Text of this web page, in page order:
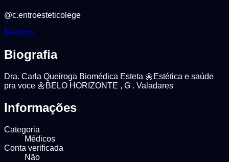
@c.entroesteticolege
Médicos
Biografia
Dra. Carla Queiroga Biomédica Esteta 🌼Estética e saúde
pra voce 🌼BELO HORIZONTE , G . Valadares
Informações
Categoria
Médicos
Conta verificada
Não